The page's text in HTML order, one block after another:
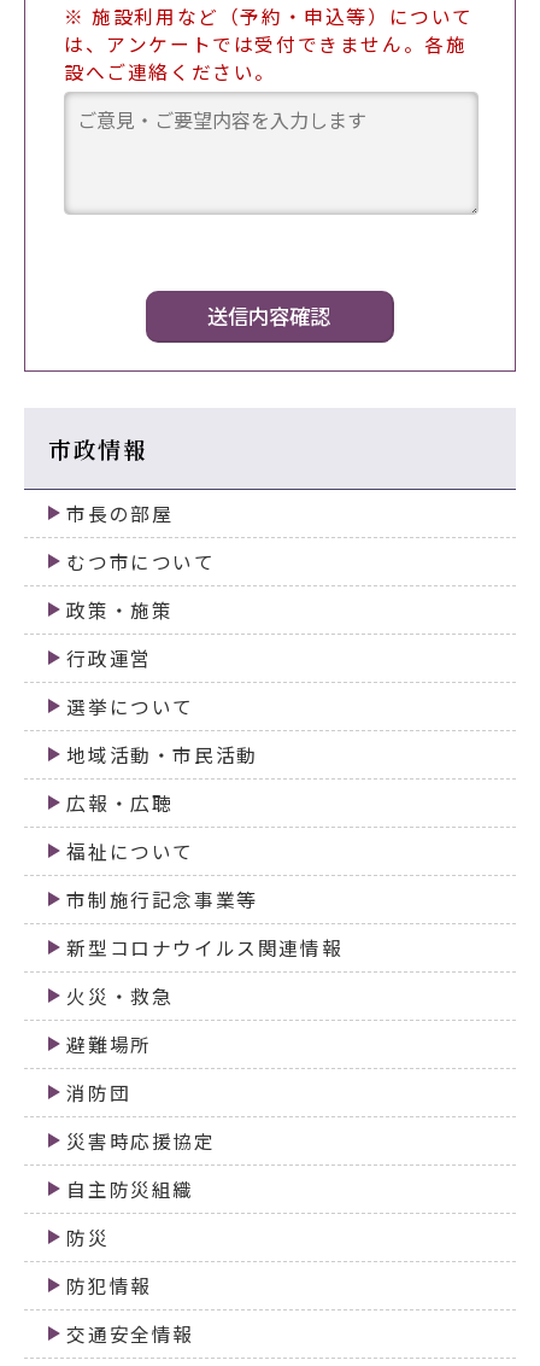
※ 施設利用など（予約・申込等）について
は、アンケートでは受付できません。各施
設へご連絡ください。
市政情報
市長の部屋
むつ市について
政策・施策
行政運営
選挙について
地域活動・市民活動
広報・広聴
福祉について
市制施行記念事業等
新型コロナウイルス関連情報
火災・救急
避難場所
消防団
災害時応援協定
自主防災組織
防災
防犯情報
交通安全情報